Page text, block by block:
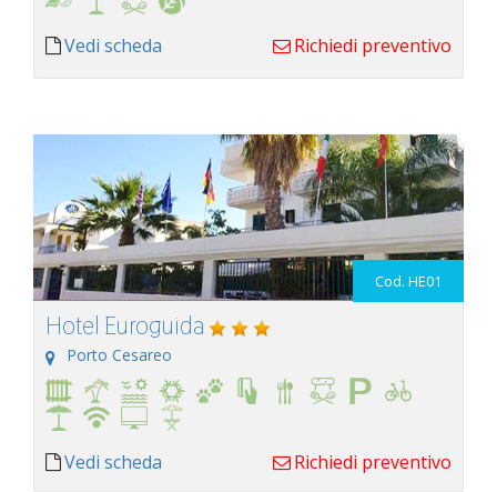
Vedi scheda Richiedi preventivo
Cod. HE01
Hotel Euroguida
Porto Cesareo
Vedi scheda Richiedi preventivo